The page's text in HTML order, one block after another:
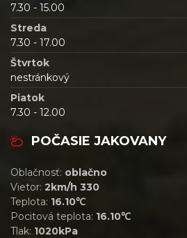
7.30 - 15.00
Streda
7.30 - 17.00
Štvrtok
nestránkový
Piatok
7.30 - 12.00
POČASIE JAKOVANY
Oblačnosť: oblačno
Vietor: 2km/h 330
Teplota: 16.10℃
Pocitová teplota: 16.10℃
Tlak: 1020kPa